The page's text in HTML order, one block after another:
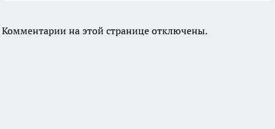
Комментарии на этой странице отключены.